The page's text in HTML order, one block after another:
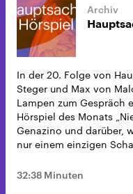
In der 20. Folge von
Steger und Max von
Lampen zum Gespräch
Hörspiel des Monats
Genazino und darüber,
nur einem einzigen
32:38 Minuten